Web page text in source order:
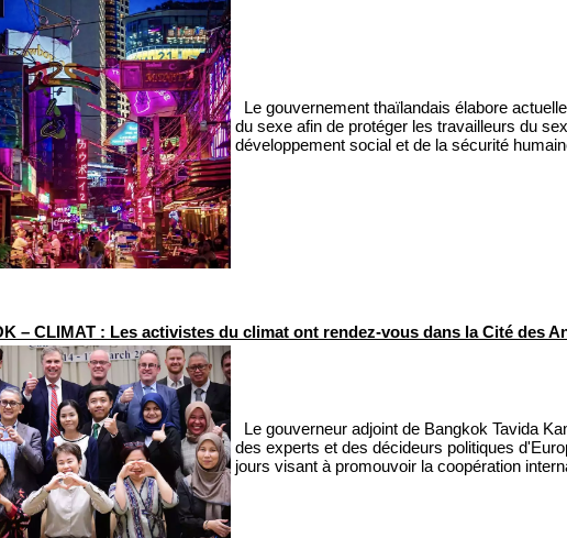
Le gouvernement thaïlandais élabore
du sexe afin de protéger les travailleurs du
développement social et de la sécurité
– CLIMAT : Les activistes du climat ont rendez-vous dans la Cité des
Le gouverneur adjoint de Bangkok Tavida
des experts et des décideurs politiques
jours visant à promouvoir la coopération